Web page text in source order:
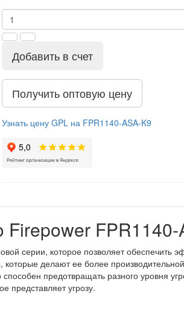
Добавить в счет
Получить оптовую цену
Узнать цену GPL на FPR1140-ASA-K9
FPR1140-
серии, которое позволяет
делают ее более
предотвращать разного уровня
представляет угрозу.